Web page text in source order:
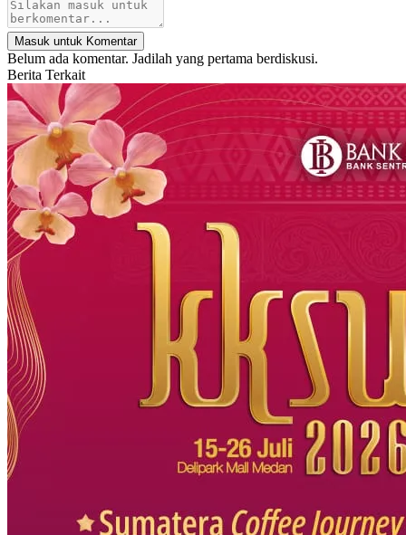
Masuk untuk Komentar
Belum ada komentar. Jadilah yang pertama berdiskusi.
Berita Terkait